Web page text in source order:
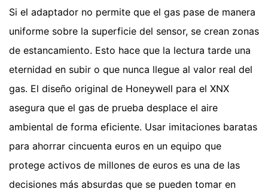
Si el adaptador no permite que el gas pase de manera
uniforme sobre la superficie del sensor, se crean zonas
de estancamiento. Esto hace que la lectura tarde una
eternidad en subir o que nunca llegue al valor real del
gas. El diseño original de Honeywell para el XNX
asegura que el gas de prueba desplace el aire
ambiental de forma eficiente. Usar imitaciones baratas
para ahorrar cincuenta euros en un equipo que
protege activos de millones de euros es una de las
decisiones más absurdas que se pueden tomar en